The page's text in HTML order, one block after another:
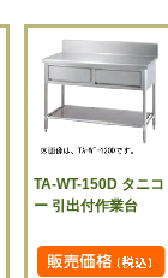
TA-WT-150D タニコ
ー 引出付作業台